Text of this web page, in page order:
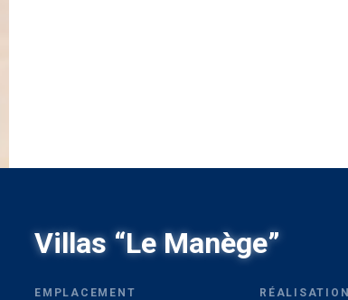
Villas “Le Manège”
EMPLACEMENT RÉALISATION